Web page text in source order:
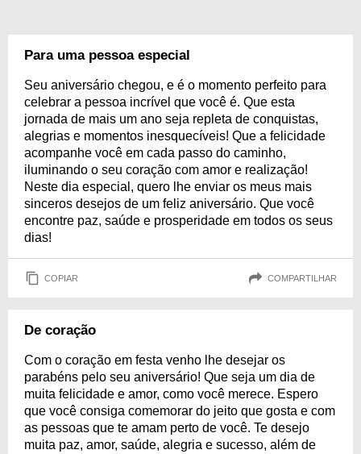
Para uma pessoa especial
Seu aniversário chegou, e é o momento perfeito para
celebrar a pessoa incrível que você é. Que esta
jornada de mais um ano seja repleta de conquistas,
alegrias e momentos inesquecíveis! Que a felicidade
acompanhe você em cada passo do caminho,
iluminando o seu coração com amor e realização!
Neste dia especial, quero lhe enviar os meus mais
sinceros desejos de um feliz aniversário. Que você
encontre paz, saúde e prosperidade em todos os seus
dias!
COPIAR COMPARTILHAR
De coração
Com o coração em festa venho lhe desejar os
parabéns pelo seu aniversário! Que seja um dia de
muita felicidade e amor, como você merece. Espero
que você consiga comemorar do jeito que gosta e com
as pessoas que te amam perto de você. Te desejo
muita paz, amor, saúde, alegria e sucesso, além de